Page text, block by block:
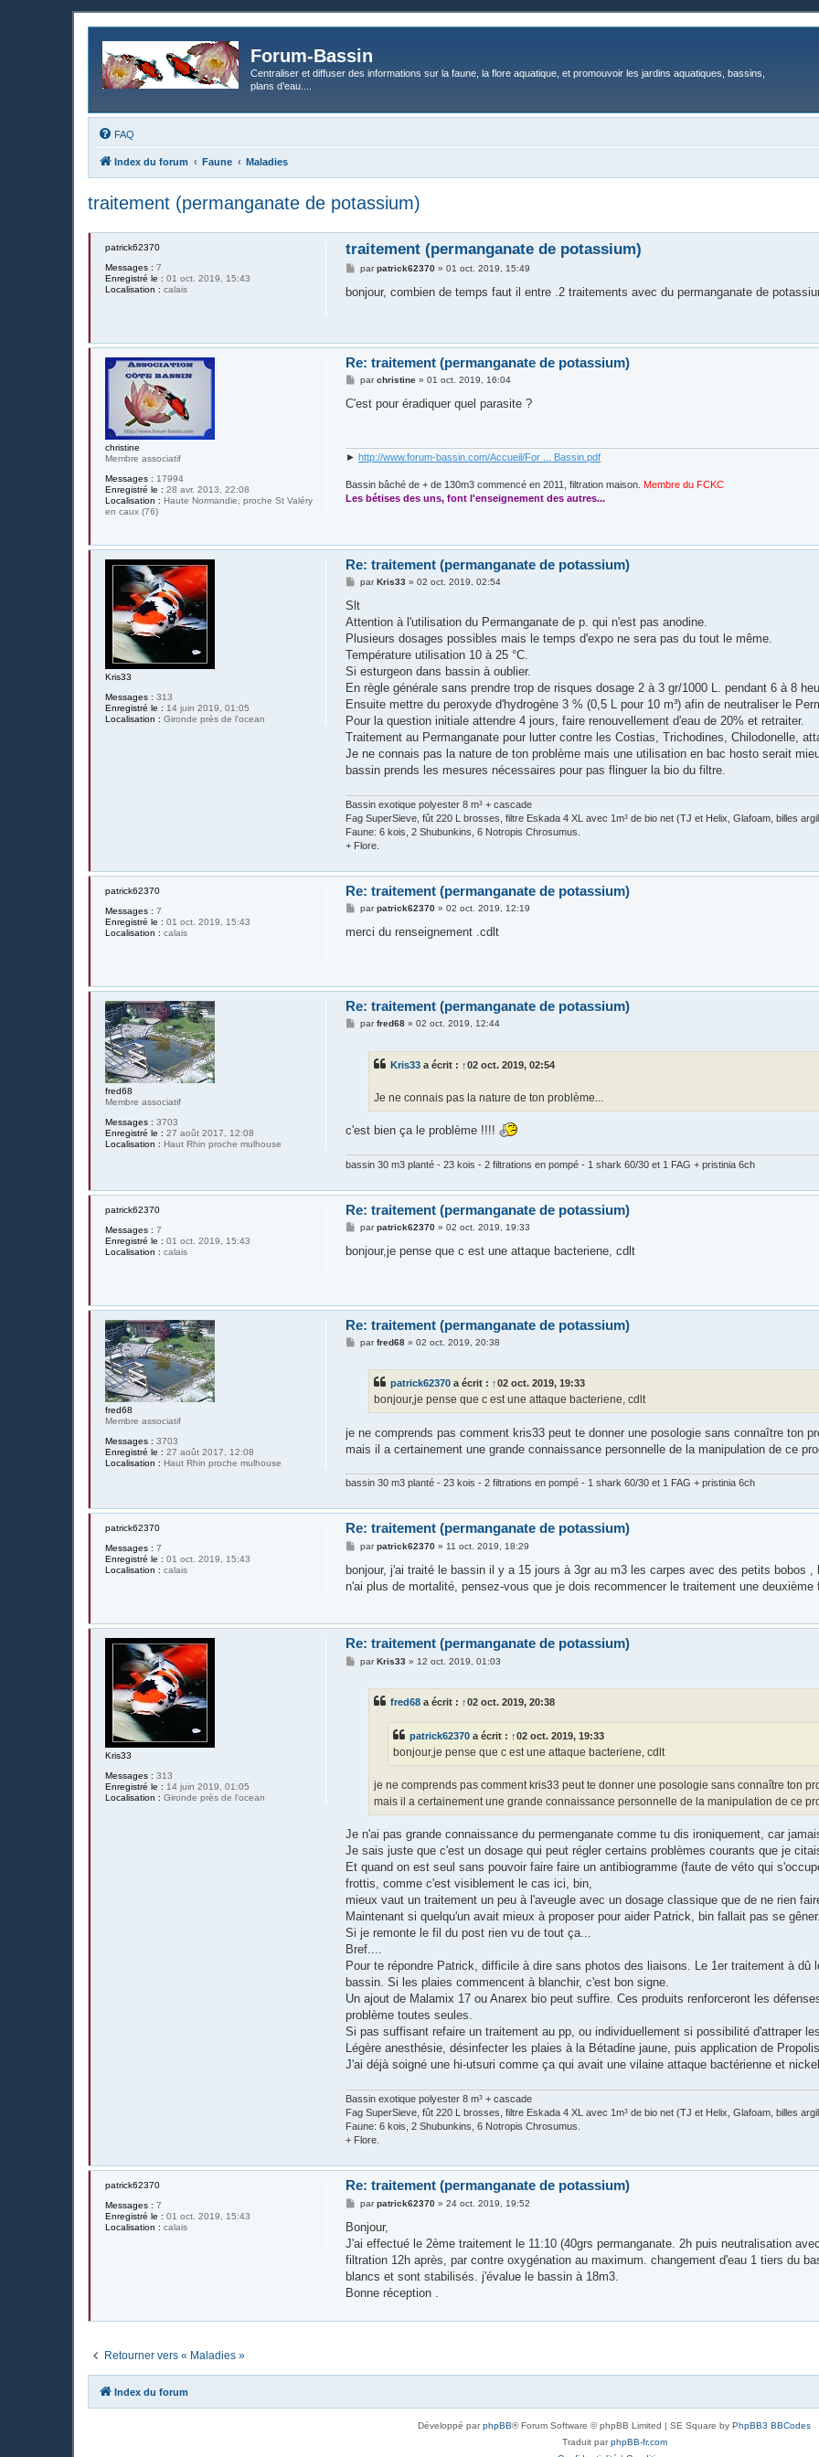
Forum-Bassin
Centraliser et diffuser des informations sur la faune, la flore aquatique, et promouvoir les jardins aquatiques, bassins,
plans d’eau....
FAQ
Index du forum Faune Maladies
traitement (permanganate de potassium)
patrick62370
Messages : 7
Enregistré le : 01 oct. 2019, 15:43
Localisation : calais
traitement (permanganate de potassium)
M
s
parpatrick62370 »01 oct. 2019, 15:49
bonjour, combien de temps faut il entre .2 traitements avec du permanganate de
christine
Membre associatif
Messages : 17994
Enregistré le : 28 avr. 2013, 22:08
Localisation : Haute Normandie, proche St Valéry
en caux (76)
Re: traitement (permanganate de potassium)
M
s
parchristine »01 oct. 2019, 16:04
C'est pour éradiquer quel parasite ?
►http://www.forum-bassin.com/Accueil/For ... Bassin.pdf
Bassin bâché de + de 130m3 commencé en 2011, filtration maison.Membre du FCKC
Les bétises des uns, font l'enseignement des autres...
Kris33
Messages : 313
Enregistré le : 14 juin 2019, 01:05
Localisation : Gironde près de l'ocean
Re: traitement (permanganate de potassium)
M
s
a
g
parKris33 »02 oct. 2019, 02:54
Slt
Attention à l'utilisation du Permanganate de p. qui n'est pas anodine.
Plusieurs dosages possibles mais le temps d'expo ne sera pas du tout le même.
Température utilisation 10 à 25 °C.
Si esturgeon dans bassin à oublier.
En règle générale sans prendre trop de risques dosage 2 à 3 gr/1000 L. pendant 6 à 8
Ensuite mettre du peroxyde d'hydrogène 3 % (0,5 L pour 10 m³) afin de neutraliser le
Pour la question initiale attendre 4 jours, faire renouvellement d'eau de 20% et retraiter.
Traitement au Permanganate pour lutter contre les Costias, Trichodines, Chilodonelle,
Je ne connais pas la nature de ton problème mais une utilisation en bac hosto serait
bassin prends les mesures nécessaires pour pas flinguer la bio du filtre.
Bassin exotique polyester 8 m³ + cascade
Fag SuperSieve, fût 220 L brosses, filtre Eskada 4 XL avec 1m³ de bio net (TJ et Helix, Glafoam, billes
Faune: 6 kois, 2 Shubunkins, 6 Notropis Chrosumus.
+ Flore.
patrick62370
Messages : 7
Enregistré le : 01 oct. 2019, 15:43
Localisation : calais
Re: traitement (permanganate de potassium)
M
s
parpatrick62370 »02 oct. 2019, 12:19
merci du renseignement .cdlt
fred68
Membre associatif
Messages : 3703
Enregistré le : 27 août 2017, 12:08
Localisation : Haut Rhin proche mulhouse
Re: traitement (permanganate de potassium)
Mparfred68 »02 oct. 2019, 12:44
Kris33 a écrit : ↑02 oct. 2019, 02:54
Je ne connais pas la nature de ton problème...
c'est bien ça le problème !!!!
bassin 30 m3 planté - 23 kois - 2 filtrations en pompé - 1 shark 60/30 et 1 FAG + pristinia 6ch
patrick62370
Messages : 7
Enregistré le : 01 oct. 2019, 15:43
Localisation : calais
Re: traitement (permanganate de potassium)
M
s
parpatrick62370 »02 oct. 2019, 19:33
bonjour,je pense que c est une attaque bacteriene, cdlt
fred68
Membre associatif
Messages : 3703
Enregistré le : 27 août 2017, 12:08
Localisation : Haut Rhin proche mulhouse
Re: traitement (permanganate de potassium)
Mparfred68 »02 oct. 2019, 20:38
patrick62370 a écrit : ↑02 oct. 2019, 19:33
bonjour,je pense que c est une attaque bacteriene, cdlt
je ne comprends pas comment kris33 peut te donner une posologie sans connaître ton
mais il a certainement une grande connaissance personnelle de la manipulation de ce
bassin 30 m3 planté - 23 kois - 2 filtrations en pompé - 1 shark 60/30 et 1 FAG + pristinia 6ch
patrick62370
Messages : 7
Enregistré le : 01 oct. 2019, 15:43
Localisation : calais
Re: traitement (permanganate de potassium)
M
s
a
parpatrick62370 » 11 oct. 2019, 18:29
bonjour, j'ai traité le bassin il y a 15 jours à 3gr au m3 les carpes avec des petits bobos
n'ai plus de mortalité, pensez-vous que je dois recommencer le traitement une
Kris33
Messages : 313
Enregistré le : 14 juin 2019, 01:05
Localisation : Gironde près de l'ocean
Re: traitement (permanganate de potassium)
MparKris33 » 12 oct. 2019, 01:03
fred68 a écrit : ↑02 oct. 2019, 20:38
patrick62370 a écrit : ↑02 oct. 2019, 19:33
bonjour,je pense que c est une attaque bacteriene, cdlt
je ne comprends pas comment kris33 peut te donner une posologie sans connaître ton
mais il a certainement une grande connaissance personnelle de la manipulation de ce
Je n'ai pas grande connaissance du permenganate comme tu dis ironiquement, car
Je sais juste que c'est un dosage qui peut régler certains problèmes courants que je
Et quand on est seul sans pouvoir faire faire un antibiogramme (faute de véto qui
frottis, comme c'est visiblement le cas ici, bin,
mieux vaut un traitement un peu à l'aveugle avec un dosage classique que de ne rien
Maintenant si quelqu'un avait mieux à proposer pour aider Patrick, bin fallait pas se gêner.
Si je remonte le fil du post rien vu de tout ça...
Bref....
Pour te répondre Patrick, difficile à dire sans photos des liaisons. Le 1er traitement à dû
bassin. Si les plaies commencent à blanchir, c'est bon signe.
Un ajout de Malamix 17 ou Anarex bio peut suffire. Ces produits renforceront les
problème toutes seules.
Si pas suffisant refaire un traitement au pp, ou individuellement si possibilité d'attraper
Légère anesthésie, désinfecter les plaies à la Bétadine jaune, puis application de
J'ai déjà soigné une hi-utsuri comme ça qui avait une vilaine attaque bactérienne et
Bassin exotique polyester 8 m³ + cascade
Fag SuperSieve, fût 220 L brosses, filtre Eskada 4 XL avec 1m³ de bio net (TJ et Helix, Glafoam, billes
Faune: 6 kois, 2 Shubunkins, 6 Notropis Chrosumus.
+ Flore.
patrick62370
Messages : 7
Enregistré le : 01 oct. 2019, 15:43
Localisation : calais
Re: traitement (permanganate de potassium)
M
s
a
g
parpatrick62370 »24 oct. 2019, 19:52
Bonjour,
J'ai effectué le 2ème traitement le 11:10 (40grs permanganate. 2h puis neutralisation
filtration 12h après, par contre oxygénation au maximum. changement d'eau 1 tiers du
blancs et sont stabilisés. j'évalue le bassin à 18m3.
Bonne réception .
Retourner vers « Maladies »
Index du forum
Développé parphpBB® Forum Software © phpBB Limited | SE Square by PhpBB3 BBCodes
Traduit parphpBB-fr.com